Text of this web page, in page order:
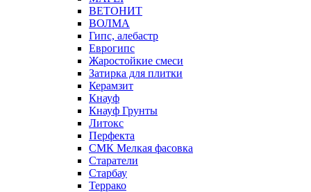
ВЕТОНИТ
ВОЛМА
Гипс, алебастр
Еврогипс
Жаростойкие смеси
Затирка для плитки
Керамзит
Кнауф
Кнауф Грунты
Литокс
Перфекта
СМК Мелкая фасовка
Старатели
Старбау
Террако